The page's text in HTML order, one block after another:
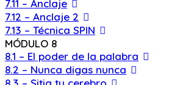
7.11 – Anclaje
7.12 – Anclaje 2
7.13 – Técnica SPIN
MÓDULO 8
8.1 – El poder de la palabra
8.2 – Nunca digas nunca